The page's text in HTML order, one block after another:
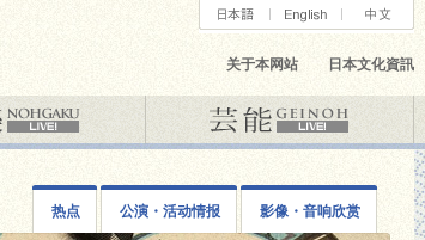
关于本网站 日本文化資訊
热点 公演・活动情报 影像・音响欣赏